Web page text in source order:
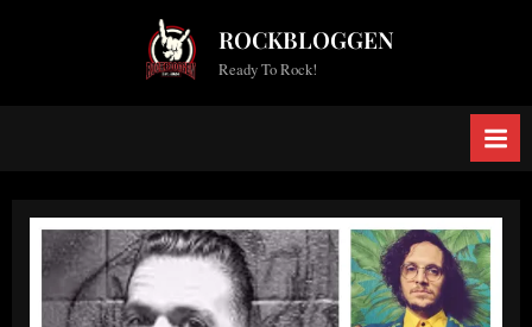
ROCKBLOGGEN
Ready To Rock!